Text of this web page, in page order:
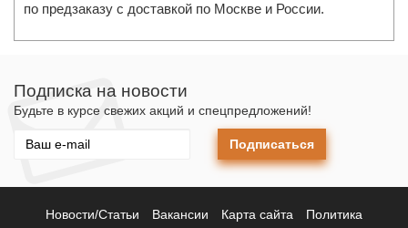
по предзаказу с доставкой по Москве и России.
Подписка на новости
Будьте в курсе свежих акций и спецпредложений!
Подписаться
Новости/Статьи Вакансии Карта сайта
Политика